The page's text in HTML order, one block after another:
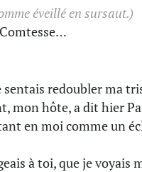
éveillé en sursaut.)
redoubler ma
mon hôte, a dit hier
en moi comme un
à toi, que je voyais